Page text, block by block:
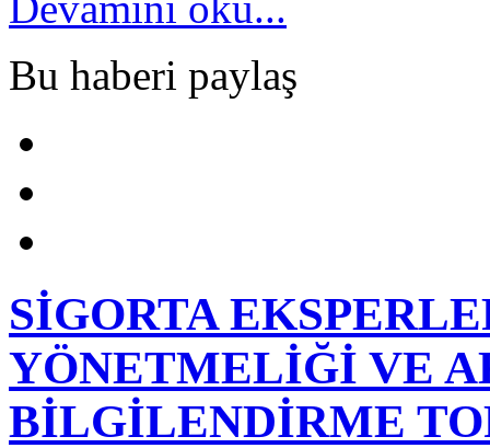
Bu haberi paylaş
SİGORTA
YÖNETMELİĞİ VE
BİLGİLENDİRME